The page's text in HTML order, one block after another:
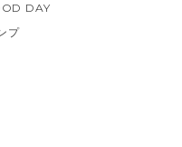
DAY
プ